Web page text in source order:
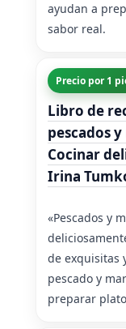
ayudan a
sabor real.
Precio por 1
Libro de
pescados
Cocinar
Irina
«Pescados y
de exquisitas
pescado y
preparar